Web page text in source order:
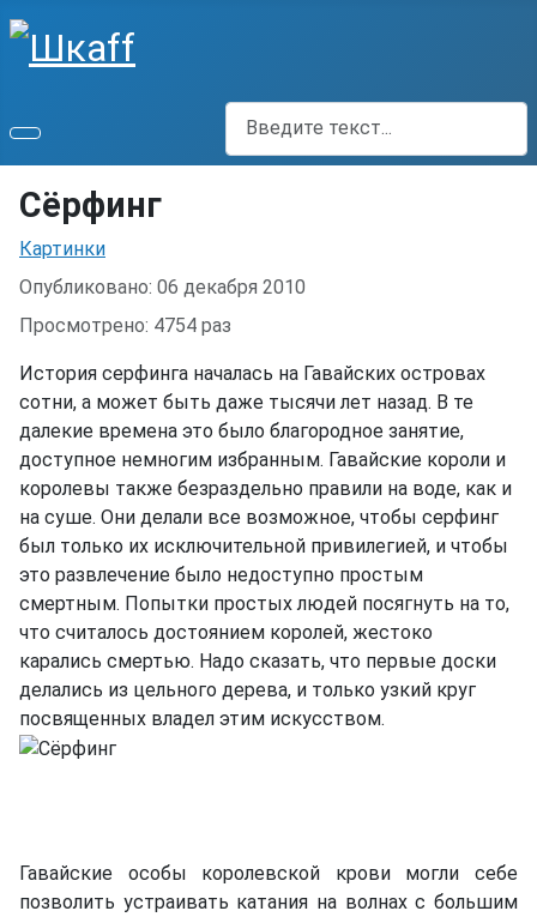
Поиск
Сёрфинг
Информация о материале
Картинки
Опубликовано: 06 декабря 2010
Просмотрено: 4754 раз
История серфинга началась на Гавайских островах
сотни, а может быть даже тысячи лет назад. В те
далекие времена это было благородное занятие,
доступное немногим избранным. Гавайские короли и
королевы также безраздельно правили на воде, как и
на суше. Они делали все возможное, чтобы серфинг
был только их исключительной привилегией, и чтобы
это развлечение было недоступно простым
смертным. Попытки простых людей посягнуть на то,
что считалось достоянием королей, жестоко
карались смертью. Надо сказать, что первые доски
делались из цельного дерева, и только узкий круг
посвященных владел этим искусством.
Гавайские особы королевской крови могли себе
позволить устраивать катания на волнах с большим